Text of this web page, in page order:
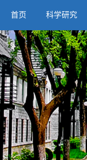
首页 科学研究